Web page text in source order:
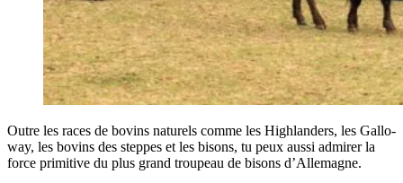
Outre les races de bovins natu­rels comme les High­lan­ders, les Gal­lo­
way, les bovins des steppes et les bisons, tu peux aus­si admi­rer la
force pri­mi­tive du plus grand trou­peau de bisons d’Allemagne.